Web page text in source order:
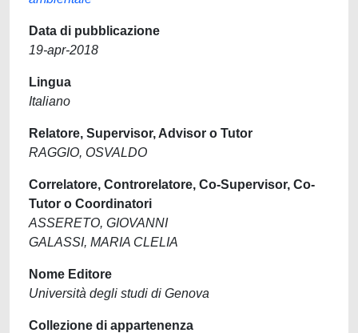
Data di pubblicazione
19-apr-2018
Lingua
Italiano
Relatore, Supervisor, Advisor o Tutor
RAGGIO, OSVALDO
Correlatore, Controrelatore, Co-Supervisor, Co-
Tutor o Coordinatori
ASSERETO, GIOVANNI
GALASSI, MARIA CLELIA
Nome Editore
Università degli studi di Genova
Collezione di appartenenza